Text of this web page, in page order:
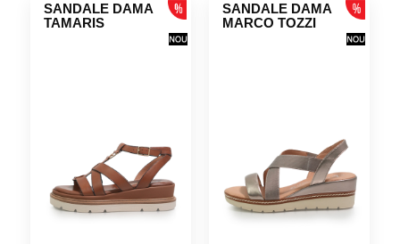
SANDALE DAMA
TAMARIS
SANDALE DAMA
MARCO TOZZI